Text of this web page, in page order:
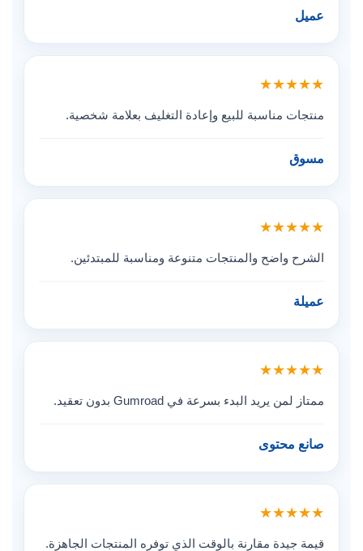
عميل
★★★★★
منتجات مناسبة للبيع وإعادة التغليف بعلامة شخصية.
مسوق
★★★★★
الشرح واضح والمنتجات متنوعة ومناسبة للمبتدئين.
عميلة
★★★★★
ممتاز لمن يريد البدء بسرعة في Gumroad بدون تعقيد.
صانع محتوى
★★★★★
قيمة جيدة مقارنة بالوقت الذي توفره المنتجات الجاهزة.